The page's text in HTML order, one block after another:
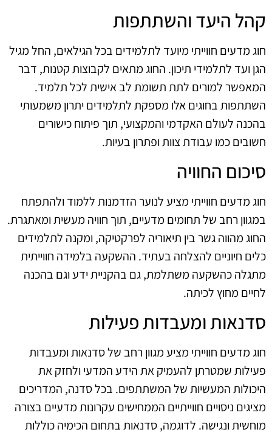
קהל היעד והשתתפות
חוג מדעים חווייתי מיועד לתלמידים בכל הגילאים, החל מגיל
הגן ועד לתלמידי תיכון. החוג מתאים לקבוצות קטנות, דבר
המאפשר למורים לתת תשומת לב אישית לכל תלמיד.
השתתפות בחוגים אלו מספקת לתלמידים יתרון משמעותי
בהכנה לעולם האקדמי והמקצועי, תוך פיתוח כישורים
חשובים כמו עבודת צוות ופתרון בעיות.
סיכום החוויה
חוג מדעים חווייתי מציע לנוער הזדמנות ללמוד ולהתפתח
במגוון רחב של תחומים מדעיים, תוך חוויה מעשית ומאתגרת.
החוג מהווה גשר בין תיאוריה לפרקטיקה, ומקנה לתלמידים
כלים חיוניים להצלחה בעתיד. ההשקעה בלמידה חווייתית
מתגלה כהשקעה משתלמת, גם בהקניית ידע וגם בהכנה
לחיים מחוץ לכיתה.
סדנאות ומעבדות פעילות
חוג מדעים חווייתי מציע מגוון רחב של סדנאות ומעבדות
פעילות שמטרתן להעמיק את הידע המדעי ולחזק את
היכולות המעשיות של המשתתפים. בכל סדנה, המדריכים
מציגים ניסויים חווייתיים הממחישים עקרונות מדעיים בצורה
מוחשית ונגישה. לדוגמה, סדנאות בתחום הכימיה כוללות